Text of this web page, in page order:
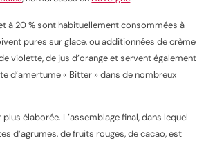
à 20 % sont habituellement consommées à
pures sur glace, ou additionnées de crème
violette, de jus d’orange et servent également
d’amertume « Bitter » dans de nombreux
plus élaborée. L’assemblage final, dans lequel
d’agrumes, de fruits rouges, de cacao, est